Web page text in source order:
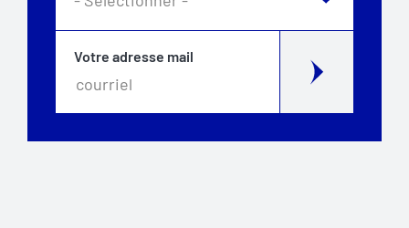
Votre adresse mail